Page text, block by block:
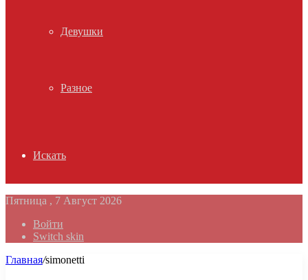
Девушки
Разное
Искать
Пятница , 7 Август 2026
Войти
Switch skin
Главная/simonetti